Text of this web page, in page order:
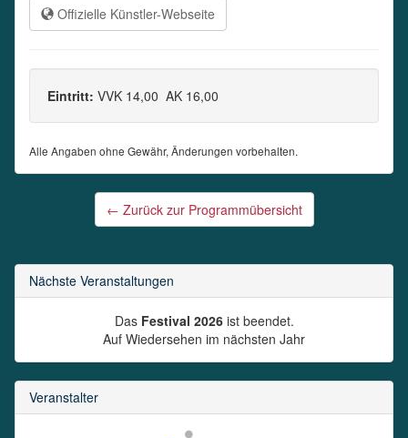
Offizielle Künstler-Webseite
Eintritt: VVK 14,00 AK 16,00
Alle Angaben ohne Gewähr, Änderungen vorbehalten.
← Zurück zur Programmübersicht
Nächste Veranstaltungen
Das Festival 2026ist beendet.
Auf Wiedersehen im nächsten Jahr
Veranstalter